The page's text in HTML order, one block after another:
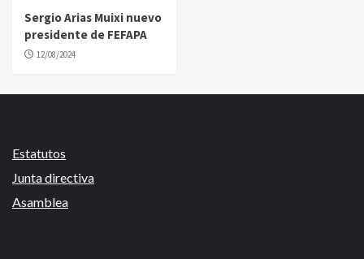
Sergio Arias Muixi nuevo
presidente de FEFAPA
12/08/2024
Estatutos
Junta directiva
Asamblea